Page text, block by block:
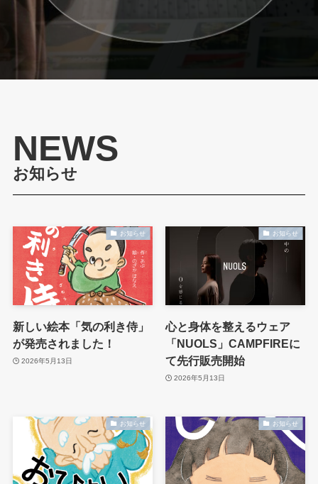
NEWS
お知らせ
お知らせ
新しい絵本「気の利き侍」
が発売されました！
2026年5月13日
お知らせ
心と身体を整えるウェア
「NUOLS」CAMPFIREに
て先行販売開始
2026年5月13日
お知らせ お知らせ